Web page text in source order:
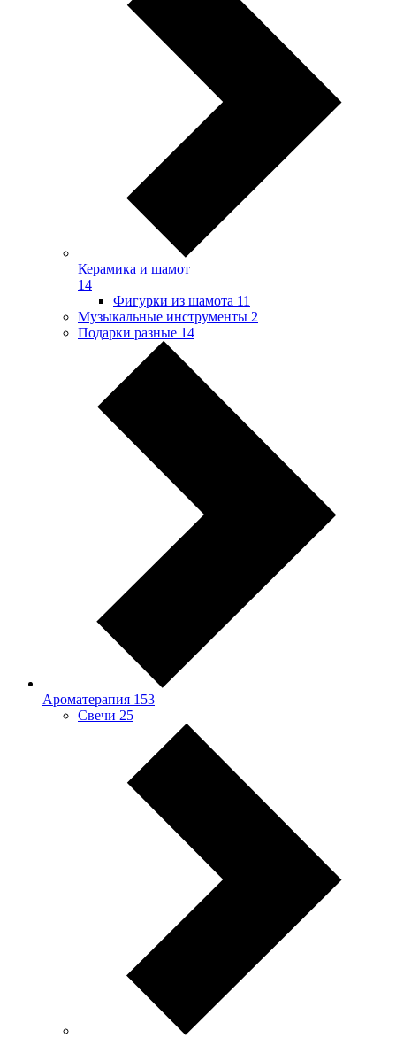
Керамика и шамот
14
Фигурки из шамота 11
Музыкальные инструменты 2
Подарки разные 14
Ароматерапия 153
Свечи 25